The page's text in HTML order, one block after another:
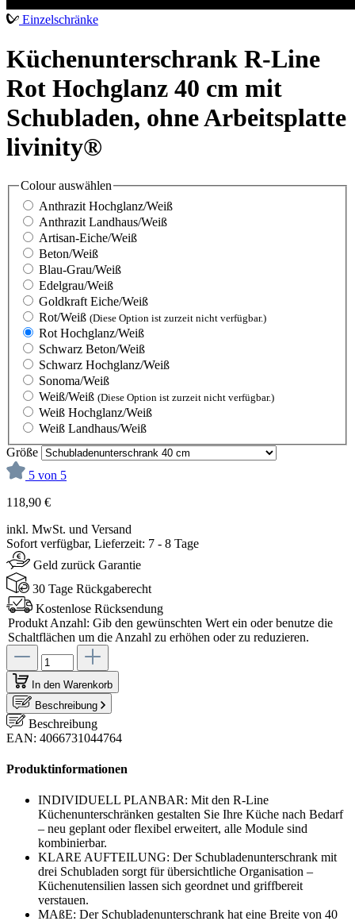
Einzelschränke
Küchenunterschrank R-Line
Rot Hochglanz 40 cm mit
Schubladen, ohne Arbeitsplatte
livinity®
Colourauswählen
Anthrazit Hochglanz/Weiß
Anthrazit Landhaus/Weiß
Artisan-Eiche/Weiß
Beton/Weiß
Blau-Grau/Weiß
Edelgrau/Weiß
Goldkraft Eiche/Weiß
Rot/Weiß (Diese Option ist zurzeit nicht verfügbar.)
Rot Hochglanz/Weiß
Schwarz Beton/Weiß
Schwarz Hochglanz/Weiß
Sonoma/Weiß
Weiß/Weiß (Diese Option ist zurzeit nicht verfügbar.)
Weiß Hochglanz/Weiß
Weiß Landhaus/Weiß
Größe
5 von 5
118,90 €
inkl. MwSt. und Versand
Sofort verfügbar, Lieferzeit: 7 - 8 Tage
Geld zurück Garantie
30 Tage Rückgaberecht
Kostenlose Rücksendung
Produkt Anzahl: Gib den gewünschten Wert ein oder benutze die
Schaltflächen um die Anzahl zu erhöhen oder zu reduzieren.
In den Warenkorb
Beschreibung
Beschreibung
EAN: 4066731044764
Produktinformationen
INDIVIDUELL PLANBAR: Mit den R-Line
Küchenunterschränken gestalten Sie Ihre Küche nach Bedarf
– neu geplant oder flexibel erweitert, alle Module sind
kombinierbar.
KLARE AUFTEILUNG: Der Schubladenunterschrank mit
drei Schubladen sorgt für übersichtliche Organisation –
Küchenutensilien lassen sich geordnet und griffbereit
verstauen.
MAßE: Der Schubladenunterschrank hat eine Breite von 40